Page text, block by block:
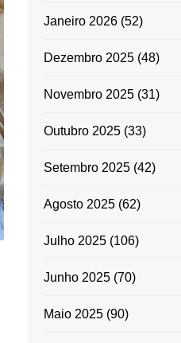
Janeiro 2026 (52)
Dezembro 2025 (48)
Novembro 2025 (31)
Outubro 2025 (33)
Setembro 2025 (42)
Agosto 2025 (62)
Julho 2025 (106)
Junho 2025 (70)
Maio 2025 (90)